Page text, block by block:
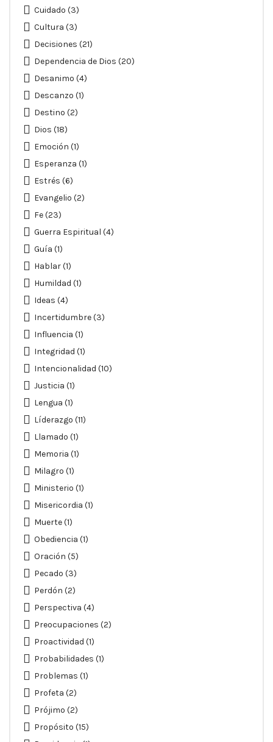
Cuidado (3)
Cultura (3)
Decisiones (21)
Dependencia de Dios (20)
Desanimo (4)
Descanzo (1)
Destino (2)
Dios (18)
Emoción (1)
Esperanza (1)
Estrés (6)
Evangelio (2)
Fe(23)
Guerra Espiritual (4)
Guía (1)
Hablar(1)
Humildad (1)
Ideas (4)
Incertidumbre(3)
Influencia (1)
Integridad (1)
Intencionalidad (10)
Justicia (1)
Lengua (1)
Líderazgo (11)
Llamado (1)
Memoria (1)
Milagro (1)
Ministerio (1)
Misericordia (1)
Muerte(1)
Obediencia (1)
Oración (5)
Pecado (3)
Perdón (2)
Perspectiva (4)
Preocupaciones (2)
Proactividad (1)
Probabilidades (1)
Problemas (1)
Profeta (2)
Prójimo (2)
Propósito (15)